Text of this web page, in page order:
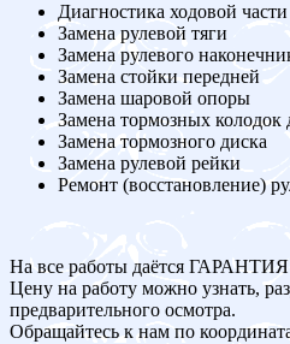
Диагностика ходовой части
Замена рулевой тяги
Замена рулевого
Замена стойки передней
Замена шаровой опоры
Замена тормозных колодок
Замена тормозного диска
Замена рулевой рейки
Ремонт (восстановление)
На все работы даётся ГАРАНТИЯ
Цену на работу можно узнать,
предварительного осмотра.
Обращайтесь к нам по